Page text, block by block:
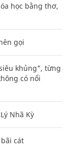
học bằng thơ,
gọi
khủng", từng
có nổi
Nhã Kỳ
cát